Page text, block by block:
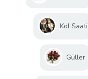
Kol Saati
Güller